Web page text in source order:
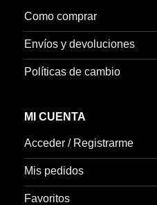
Como comprar
Envíos y devoluciones
Políticas de cambio
MI CUENTA
Acceder / Registrarme
Mis pedidos
Favoritos